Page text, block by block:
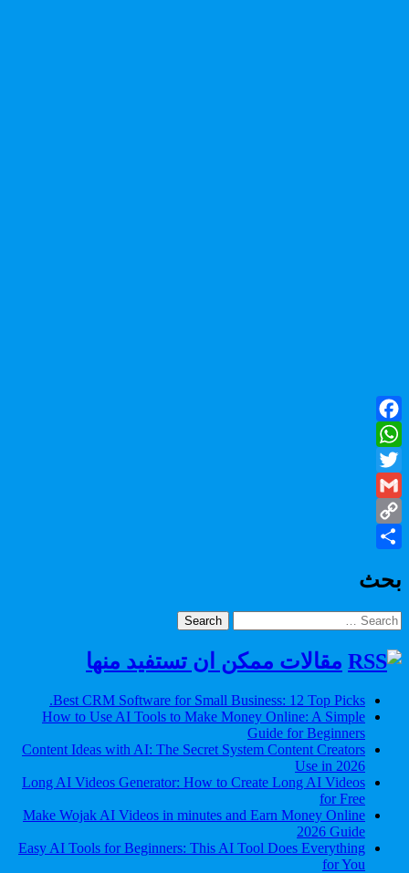
Facebook
WhatsApp
Twitter
Gmail
Copy
بحث
Search
for:
مقالات ممكن ان تستفيد منها
Best CRM Software for Small Business: 12 Top Picks.
How to Use AI Tools to Make Money Online: A Simple
Guide for Beginners
Content Ideas with AI: The Secret System Content Creators
Use in 2026
Long AI Videos Generator: How to Create Long AI Videos
for Free
Make Wojak AI Videos in minutes and Earn Money Online
2026 Guide
Easy AI Tools for Beginners: This AI Tool Does Everything
for You